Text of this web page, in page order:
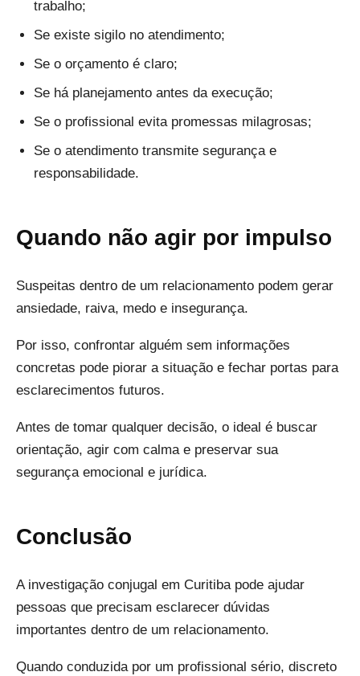
trabalho;
Se existe sigilo no atendimento;
Se o orçamento é claro;
Se há planejamento antes da execução;
Se o profissional evita promessas milagrosas;
Se o atendimento transmite segurança e
responsabilidade.
Quando não agir por impulso
Suspeitas dentro de um relacionamento podem gerar
ansiedade, raiva, medo e insegurança.
Por isso, confrontar alguém sem informações
concretas pode piorar a situação e fechar portas para
esclarecimentos futuros.
Antes de tomar qualquer decisão, o ideal é buscar
orientação, agir com calma e preservar sua
segurança emocional e jurídica.
Conclusão
A investigação conjugal em Curitiba pode ajudar
pessoas que precisam esclarecer dúvidas
importantes dentro de um relacionamento.
Quando conduzida por um profissional sério, discreto